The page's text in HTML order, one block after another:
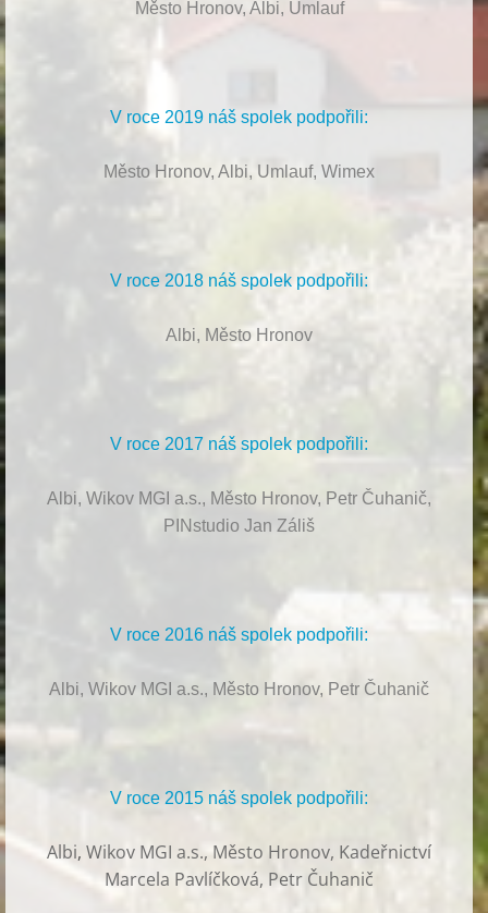
Město Hronov, Albi, Umlauf
V roce 2019 náš spolek podpořili:
Město Hronov, Albi, Umlauf, Wimex
V roce 2018 náš spolek podpořili:
Albi, Město Hronov
V roce 2017 náš spolek podpořili:
Albi, Wikov MGI a.s., Město Hronov, Petr Čuhanič,
PINstudio Jan Záliš
V roce 2016 náš spolek podpořili:
Albi, Wikov MGI a.s., Město Hronov, Petr Čuhanič
V roce 2015 náš spolek podpořili:
Albi,Wikov MGI a.s., Město Hronov, Kadeřnictví
Marcela Pavlíčková, Petr Čuhanič